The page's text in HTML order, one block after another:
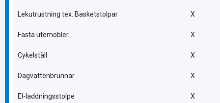
Lekutrustning tex. Basketstolpar X
Fasta utemöbler X
Cykelställ X
Dagvattenbrunnar X
El-laddningsstolpe X